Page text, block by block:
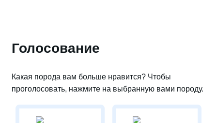
Голосование
Какая порода вам больше нравится? Чтобы
проголосовать, нажмите на выбранную вами породу.